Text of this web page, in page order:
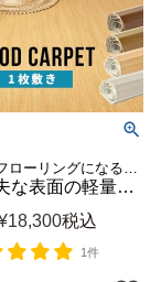
敷くだけでフローリングになる江戸間4.5畳用ウッドカーペット
硬くて丈夫な表面の軽量ウッドカーペット GA-60 江戸間4.5畳用 約260×260cm (低ホルマリン・1梱包) [cpt-ga-60-e45]
18,300税込
1件